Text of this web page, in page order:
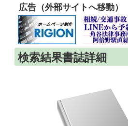
広告（外部サイトへ移動）
検索結果書誌詳細